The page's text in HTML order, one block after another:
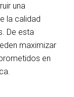
una
la calidad
De esta
maximizar
en